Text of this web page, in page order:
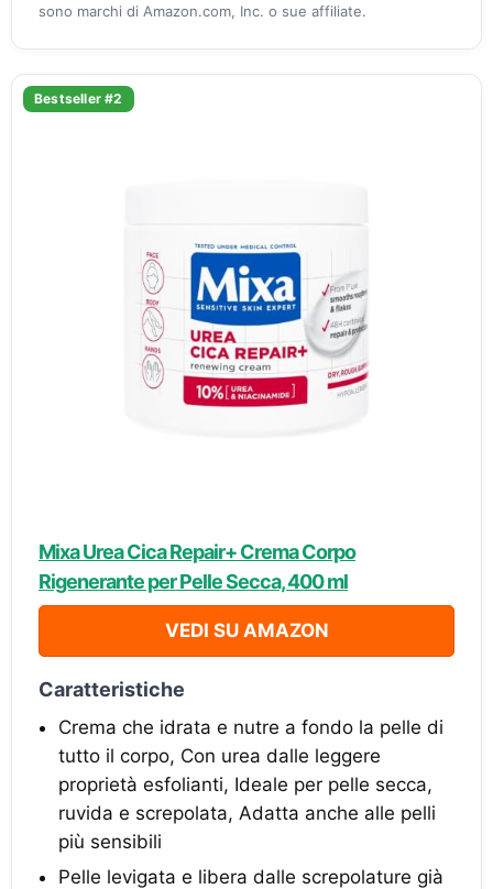
sono marchi di Amazon.com, Inc. o sue affiliate.
Bestseller #2
Mixa Urea Cica Repair+ Crema Corpo
Rigenerante per Pelle Secca, 400 ml
VEDI SU AMAZON
Caratteristiche
Crema che idrata e nutre a fondo la pelle di
tutto il corpo, Con urea dalle leggere
proprietà esfolianti, Ideale per pelle secca,
ruvida e screpolata, Adatta anche alle pelli
più sensibili
Pelle levigata e libera dalle screpolature già